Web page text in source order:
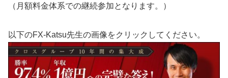
（月額料金体系での継続参加となります。）
以下のFX-Katsu先生の画像をクリックしてください。